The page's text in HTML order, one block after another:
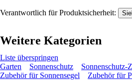
Verantwortlich für Produktsicherheit:
Weitere Kategorien
Liste überspringen
Garten
Sonnenschutz
Sonnenschutz-
Zubehör für Sonnensegel
Zubehör für